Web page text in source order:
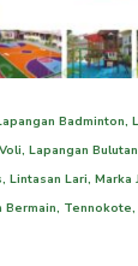
Badminton,
, Lapangan
, Lintasan Lari, Marka
Bermain, Tennokote,